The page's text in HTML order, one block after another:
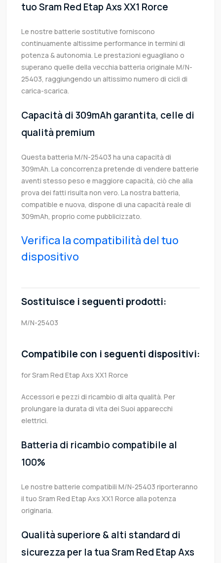
tuo Sram Red Etap Axs XX1 Rorce
Le nostre batterie sostitutive forniscono
continuamente altissime performance in termini di
potenza & autonomia. Le prestazioni eguagliano o
superano quelle della vecchia batteria originale M/N-
25403, raggiungendo un altissimo numero di cicli di
carica-scarica.
Capacità di 309mAh garantita, celle di
qualità premium
Questa batteria M/N-25403 ha una capacità di
309mAh. La concorrenza pretende di vendere batterie
aventi stesso peso e maggiore capacità, ciò che alla
prova dei fatti risulta non vero. La nostra batteria,
compatible e nuova, dispone di una capacità reale di
309mAh, proprio come pubblicizzato.
Verifica la compatibilità del tuo
dispositivo
Sostituisce i seguenti prodotti:
M/N-25403
Compatibile con i seguenti dispositivi:
for Sram Red Etap Axs XX1 Rorce
Accessori e pezzi di ricambio di alta qualità. Per
prolungare la durata di vita dei Suoi apparecchi
elettrici.
Batteria di ricambio compatibile al
100%
Le nostre batterie compatibili M/N-25403 riporteranno
il tuo Sram Red Etap Axs XX1 Rorce alla potenza
originaria.
Qualità superiore & alti standard di
sicurezza per la tua Sram Red Etap Axs